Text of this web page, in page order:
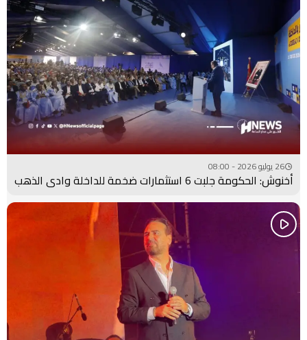
26 يوليو 2026 - 08:00
أخنوش: الحكومة جلبت 6 استثمارات ضخمة للداخلة وادي الذهب